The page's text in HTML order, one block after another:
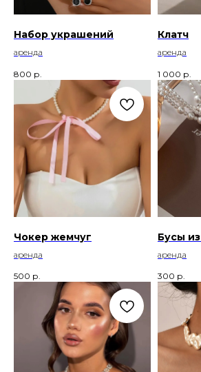
Набор украшений
аренда
800 р.
Клатч
аренда
1 000 р.
Чокер жемчуг
аренда
500 р.
Бусы
аренда
300 р.